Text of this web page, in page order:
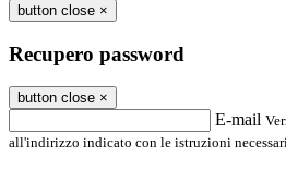
button close ×
Recupero password
button close ×
E-mail
all'indirizzo indicato con le istruzioni